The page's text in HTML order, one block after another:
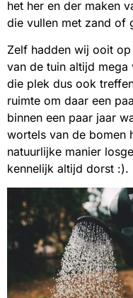
het her en der maken
die vullen met zand of
Zelf hadden wij ooit
van de tuin altijd mega
die plek dus ook
ruimte om daar een
binnen een paar jaar
wortels van de bomen
natuurlijke manier
kennelijk altijd dorst :).